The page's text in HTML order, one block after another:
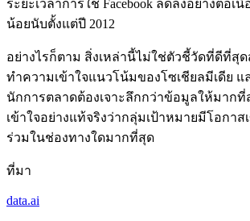
ระยะเวลาการใช้ Facebook ลดลงอย่างต่อเ
น้อยนับตั้งแต่ปี 2012
อย่างไรก็ตาม สิ่งเหล่านี้ไม่ใช่ตัวชี้วัดที่ดีที่สุ
ทำความเข้าใจแนวโน้มของโซเชียลมีเดีย
นักการตลาดต้องเจาะลึกกว่าข้อมูลให้มากที่
เข้าใจอย่างแท้จริงว่ากลุ่มเป้าหมายมีโอกา
ร่วมในช่องทางใดมากที่สุด
ที่มา
data.ai